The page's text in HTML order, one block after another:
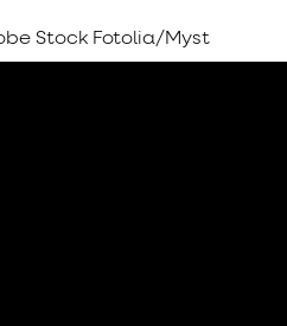
Stock Fotolia/Myst